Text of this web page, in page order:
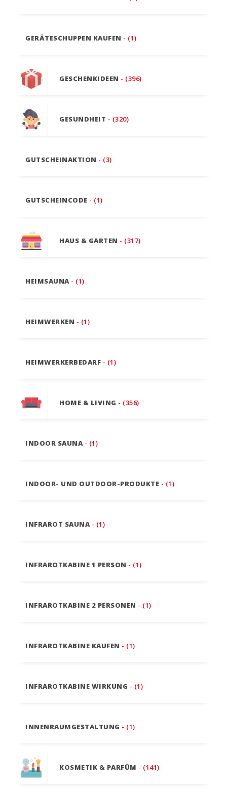
GERÄTESCHUPPEN KAUFEN - (1)
GESCHENKIDEEN - (396)
GESUNDHEIT - (320)
GUTSCHEINAKTION - (3)
GUTSCHEINCODE - (1)
HAUS & GARTEN - (317)
HEIMSAUNA - (1)
HEIMWERKEN - (1)
HEIMWERKERBEDARF - (1)
HOME & LIVING - (356)
INDOOR SAUNA - (1)
INDOOR- UND OUTDOOR-PRODUKTE - (1)
INFRAROT SAUNA - (1)
INFRAROTKABINE 1 PERSON - (1)
INFRAROTKABINE 2 PERSONEN - (1)
INFRAROTKABINE KAUFEN - (1)
INFRAROTKABINE WIRKUNG - (1)
INNENRAUMGESTALTUNG - (1)
KOSMETIK & PARFÜM - (141)